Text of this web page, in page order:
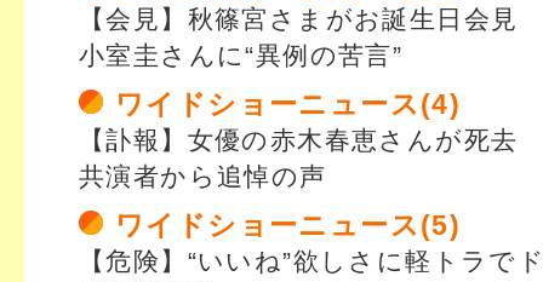
【会見】秋篠宮さまがお誕生日会見
小室圭さんに“異例の苦言”
ワイドショーニュース(4)
【訃報】女優の赤木春恵さんが死去
共演者から追悼の声
ワイドショーニュース(5)
【危険】“いいね”欲しさに軽トラで